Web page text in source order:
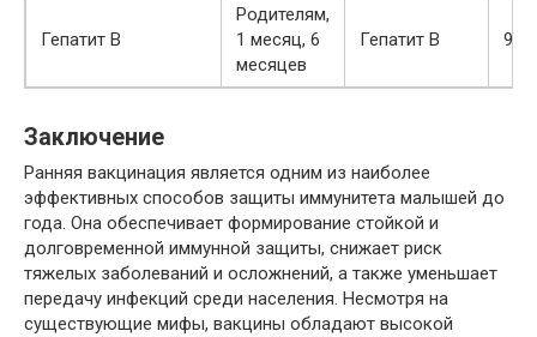
Гепатит B
Родителям,
1 месяц, 6
месяцев
Гепатит В 90-
Заключение
Ранняя вакцинация является одним из наиболее
эффективных способов защиты иммунитета малышей до
года. Она обеспечивает формирование стойкой и
долговременной иммунной защиты, снижает риск
тяжелых заболеваний и осложнений, а также уменьшает
передачу инфекций среди населения. Несмотря на
существующие мифы, вакцины обладают высокой